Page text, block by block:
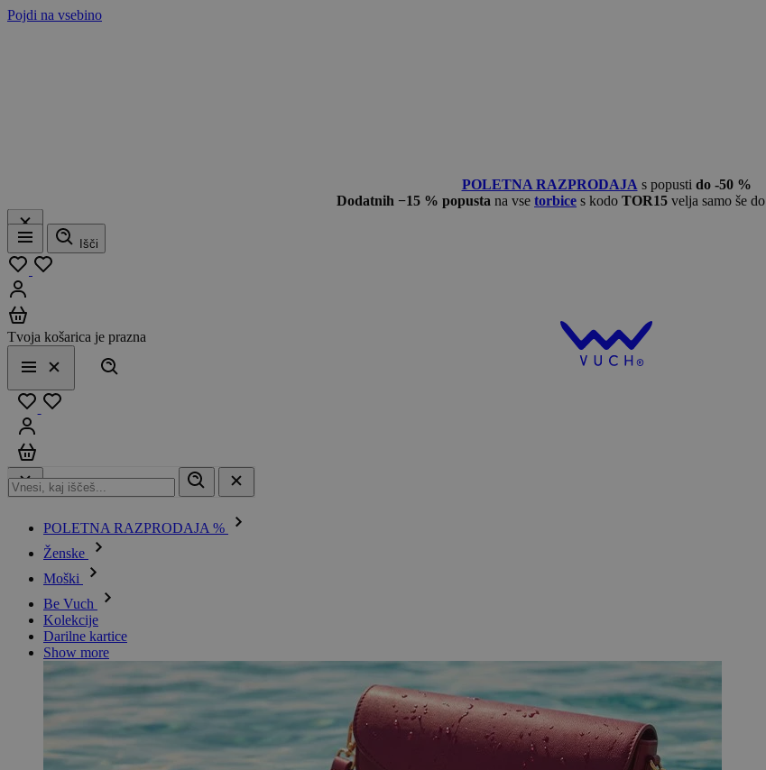
Pojdi na vsebino
POLETNA RAZPRODAJA s popusti do -50 %
Dodatnih −15 % popusta na vse torbice s kodo TOR15 velja samo še do
Meni
Išči
Tvoja košarica je prazna
Meni
Zapri
POLETNA RAZPRODAJA %
Ženske
Moški
Be Vuch
Kolekcije
Darilne kartice
Show more